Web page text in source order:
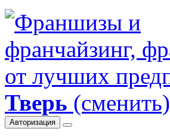
Тверь (сменить)
Авторизация